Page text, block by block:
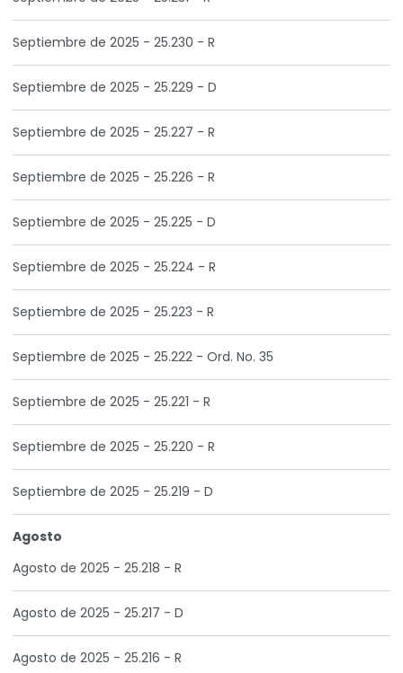
Septiembre de 2025 - 25.230 - R
Septiembre de 2025 - 25.229 - D
Septiembre de 2025 - 25.227 - R
Septiembre de 2025 - 25.226 - R
Septiembre de 2025 - 25.225 - D
Septiembre de 2025 - 25.224 - R
Septiembre de 2025 - 25.223 - R
Septiembre de 2025 - 25.222 - Ord. No. 35
Septiembre de 2025 - 25.221 - R
Septiembre de 2025 - 25.220 - R
Septiembre de 2025 - 25.219 - D
Agosto
Agosto de 2025 - 25.218 - R
Agosto de 2025 - 25.217 - D
Agosto de 2025 - 25.216 - R